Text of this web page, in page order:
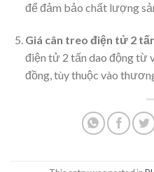
để đảm bảo chất lượng
Giá cân treo điện tử 2
điện tử 2 tấn dao động từ
đồng, tùy thuộc vào